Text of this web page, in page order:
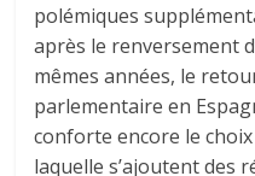
polémiques
après le renversement
mêmes années, le
parlementaire en
conforte encore le
laquelle s’ajoutent des